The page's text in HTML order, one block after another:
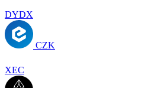
DYDX
CZK
XEC